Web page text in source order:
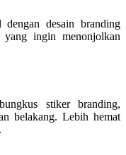
desain branding
ingin menonjolkan
stiker branding,
belakang. Lebih hemat